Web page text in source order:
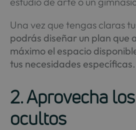
Una vez que tengas claras
podrás diseñar un plan que
máximo el espacio
tus necesidades específicas.
2. Aprovecha
ocultos